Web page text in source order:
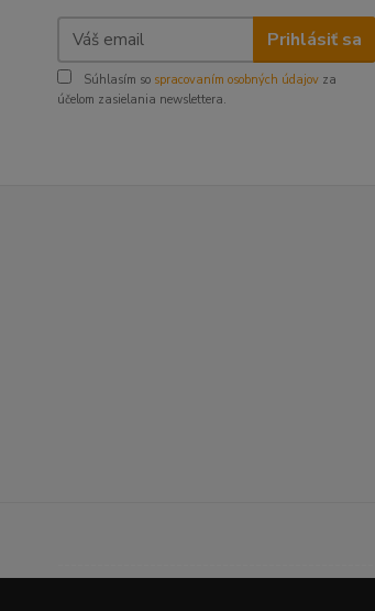
Prihlásiť sa
Súhlasím so spracovaním osobných údajov za
účelom zasielania newslettera.